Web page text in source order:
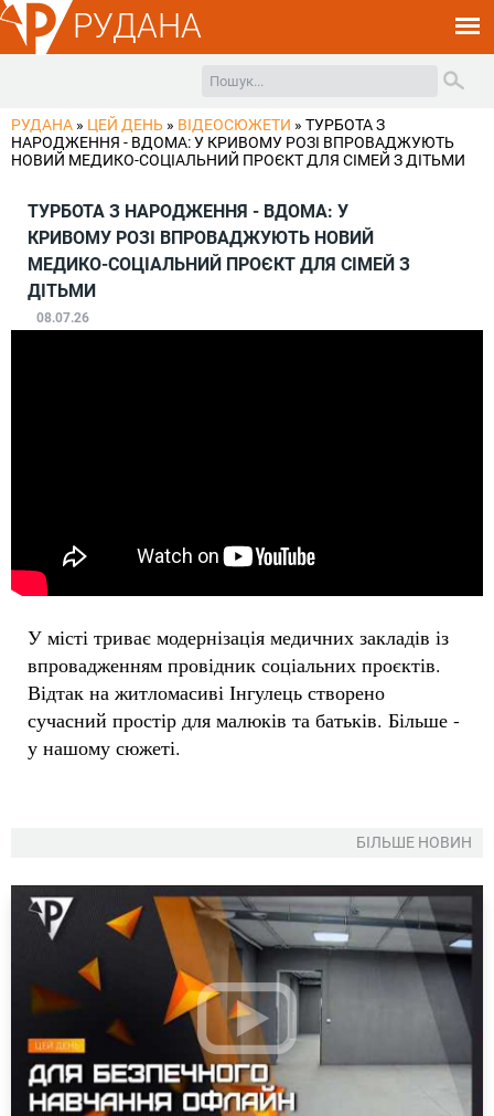
РУДАНА
РУДАНА » ЦЕЙ ДЕНЬ » ВІДЕОСЮЖЕТИ » ТУРБОТА З
НАРОДЖЕННЯ - ВДОМА: У КРИВОМУ РОЗІ ВПРОВАДЖУЮТЬ
НОВИЙ МЕДИКО-СОЦІАЛЬНИЙ ПРОЄКТ ДЛЯ СІМЕЙ З ДІТЬМИ
ТУРБОТА З НАРОДЖЕННЯ - ВДОМА: У
КРИВОМУ РОЗІ ВПРОВАДЖУЮТЬ НОВИЙ
МЕДИКО-СОЦІАЛЬНИЙ ПРОЄКТ ДЛЯ СІМЕЙ З
ДІТЬМИ
08.07.26
У місті триває модернізація медичних закладів із
впровадженням провідник соціальних проєктів.
Відтак на житломасиві Інгулець створено
сучасний простір для малюків та батьків. Більше -
у нашому сюжеті.
БІЛЬШЕ НОВИН